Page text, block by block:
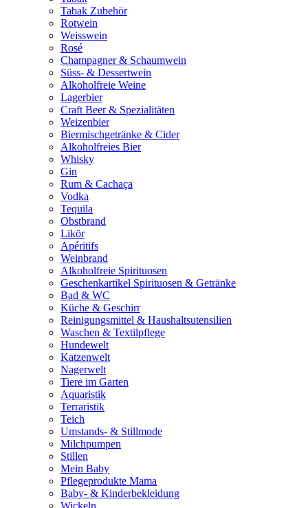
Tabak Zubehör
Rotwein
Weisswein
Rosé
Champagner & Schaumwein
Süss- & Dessertwein
Alkoholfreie Weine
Lagerbier
Craft Beer & Spezialitäten
Weizenbier
Biermischgetränke & Cider
Alkoholfreies Bier
Whisky
Gin
Rum & Cachaça
Vodka
Tequila
Obstbrand
Likör
Apéritifs
Weinbrand
Alkoholfreie Spirituosen
Geschenkartikel Spirituosen & Getränke
Bad & WC
Küche & Geschirr
Reinigungsmittel & Haushaltsutensilien
Waschen & Textilpflege
Hundewelt
Katzenwelt
Nagerwelt
Tiere im Garten
Aquaristik
Terraristik
Teich
Umstands- & Stillmode
Milchpumpen
Stillen
Mein Baby
Pflegeprodukte Mama
Baby- & Kinderbekleidung
Wickeln